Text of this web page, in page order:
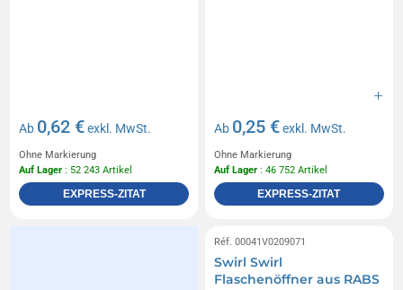
Ab 0,62 €exkl. MwSt.
Ohne Markierung
Auf Lager : 52 243 Artikel
EXPRESS-ZITAT
Ab 0,25 €exkl. MwSt.
Ohne Markierung
Auf Lager : 46 752 Artikel
EXPRESS-ZITAT
Réf. 00041V0209071
Swirl Swirl
Flaschenöffner aus RABS